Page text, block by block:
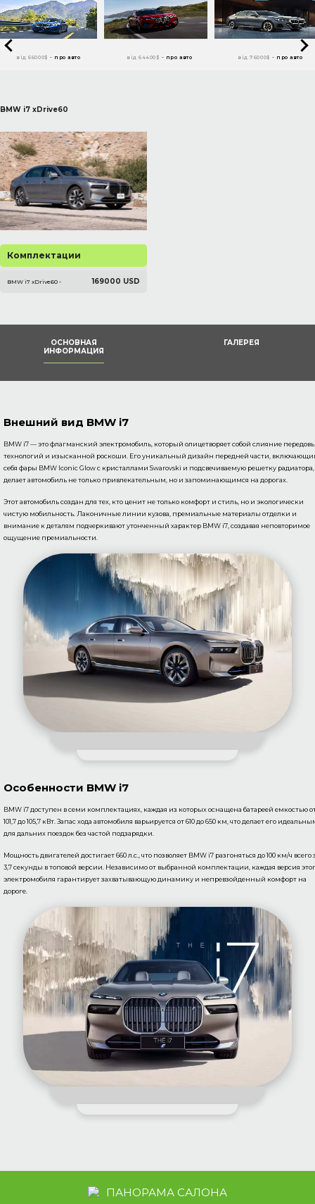
від 66000$ - про авто від 64400$ - про авто від 76000$ - про авто
BMW i7 xDrive60
Комплектации
BMW i7 xDrive60 - 169000 USD
ОСНОВНАЯ
ИНФОРМАЦИЯ
ГАЛЕРЕЯ
Внешний вид BMW i7
BMW i7 — это флагманский электромобиль, который олицетворяет собой слияние
технологий и изысканной роскоши. Его уникальный дизайн передней части,
себя фары BMW Iconic Glow с кристаллами Swarovski и подсвечиваемую решетку радиатора,
делает автомобиль не только привлекательным, но и запоминающимся на дорогах.
Этот автомобиль создан для тех, кто ценит не только комфорт и стиль, но и экологически
чистую мобильность. Лаконичные линии кузова, премиальные материалы отделки и
внимание к деталям подчеркивают утонченный характер BMW i7, создавая неповторимое
ощущение премиальности.
Особенности BMW i7
BMW i7 доступен в семи комплектациях, каждая из которых оснащена батареей емкостью
101,7 до 105,7 кВт. Запас хода автомобиля варьируется от 610 до 650 км, что делает его
для дальних поездок без частой подзарядки.
Мощность двигателей достигает 660 л.с., что позволяет BMW i7 разгоняться до 100 км/ч всего
3,7 секунды в топовой версии. Независимо от выбранной комплектации, каждая версия
электромобиля гарантирует захватывающую динамику и непревзойденный комфорт на
дороге.
ПАНОРАМА САЛОНА